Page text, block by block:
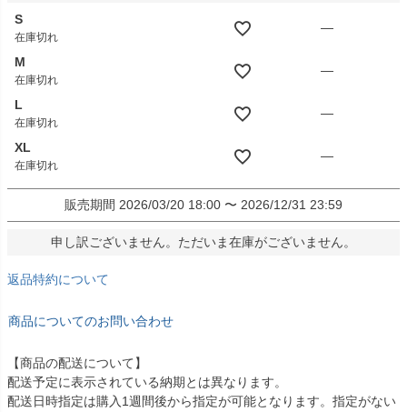
S
在庫切れ
—
M
在庫切れ
—
L
在庫切れ
—
XL
在庫切れ
—
販売期間 2026/03/20 18:00 〜 2026/12/31 23:59
申し訳ございません。ただいま在庫がございません。
返品特約について
商品についてのお問い合わせ
【商品の配送について】
配送予定に表示されている納期とは異なります。
配送日時指定は購入1週間後から指定が可能となります。指定がない